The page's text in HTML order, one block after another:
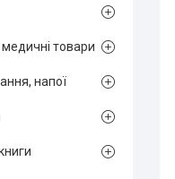
товари
напої